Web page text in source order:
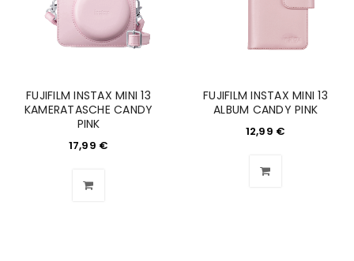
FUJIFILM INSTAX MINI 13
KAMERATASCHE CANDY
PINK
17,99 €
FUJIFILM INSTAX MINI 13
ALBUM CANDY PINK
12,99 €